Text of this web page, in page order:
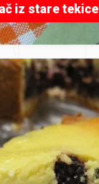
iz stare tekice